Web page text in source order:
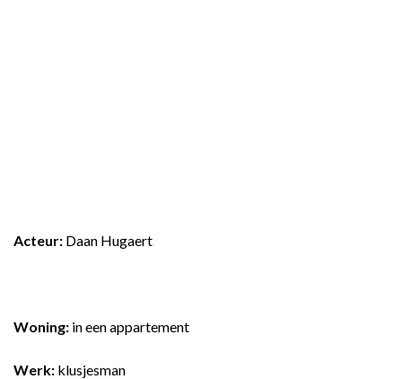
Acteur: Daan Hugaert
Woning: in een appartement
Werk: klusjesman